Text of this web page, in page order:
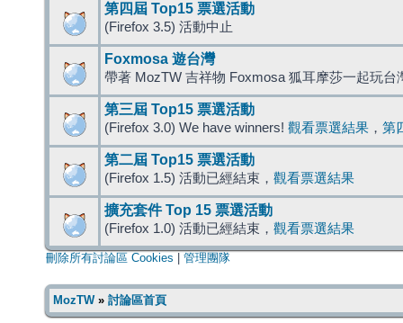
第四屆 Top15 票選活動
(Firefox 3.5) 活動中止
Foxmosa 遊台灣
帶著 MozTW 吉祥物 Foxmosa 狐耳摩莎一起玩台
第三屆 Top15 票選活動
(Firefox 3.0) We have winners! 觀看票選結果 ， 第
第二屆 Top15 票選活動
(Firefox 1.5) 活動已經結束， 觀看票選結果
擴充套件 Top 15 票選活動
(Firefox 1.0) 活動已經結束， 觀看票選結果
刪除所有討論區 Cookies 管理團隊
MozTW» 討論區首頁